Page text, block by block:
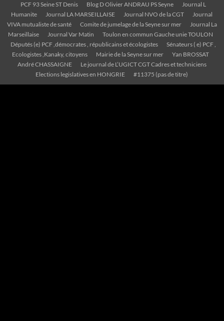
PCF 93 Seine ST Denis
Blog D Olivier ANDRAU PS Seyne
Journal L
Humanite
Journal LA MARSEILLAISE Journal NVO de la CGT
Journal
VIVA mutualiste de santé
Comite de jumelage de la Seyne sur mer
Journal La
Marseillaise
Journal Var Matin
Toulon en commun Gauche unie TOULON
Députés (e) PCF ,démocrates , républicains et écologistes
Sénateurs ( e) PCF ,
Ecologistes ,Kanaky, citoyens
Mairie de la Seyne sur mer
Yan BROSSAT
André CHASSAIGNE
Le journal de L’UGICT CGT Cadres et techniciens
Elections legislatives en HONGRIE
#11375 (pas de titre)